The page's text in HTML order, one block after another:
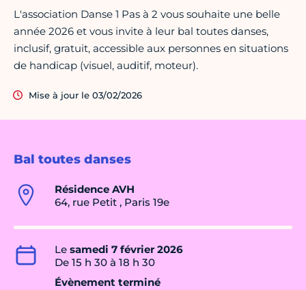
Bal toutes danses
Résidence AVH
64, rue Petit , Paris 19e
Le samedi 7 février 2026
De 15 h 30 à 18 h 30
Évènement terminé
L'association Danse 1 Pas à 2 vous souhaite une belle
année 2026 et vous invite à leur bal toutes danses,
inclusif, gratuit, accessible aux personnes en situations
de handicap (visuel, auditif, moteur).
Mise à jour le 03/02/2026